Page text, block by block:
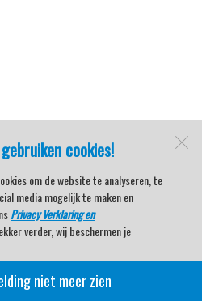
gebruiken cookies!
om de website te analyseren, te
media mogelijk te maken en
Privacy Verklaring en
verder, wij beschermen je
Beleving & Nieuws!
niet meer zien